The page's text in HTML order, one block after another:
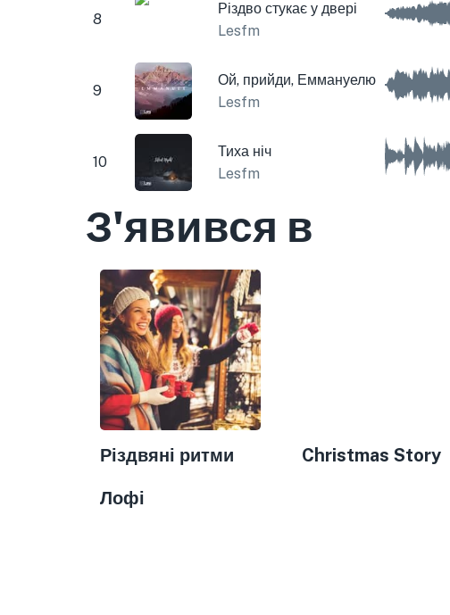
8
Різдво стукає у двері
Lesfm
9
Ой, прийди, Еммануелю
Lesfm
10
Тиха ніч
Lesfm
З'явився в
Різдвяні ритми
Лофі
Christmas Story